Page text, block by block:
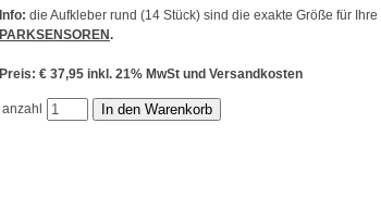
Info: die Aufkleber rund (14 Stück) sind die exakte Größe für Ihre
PARKSENSOREN.
Preis: € 37,95 inkl. 21% MwSt und Versandkosten
anzahl